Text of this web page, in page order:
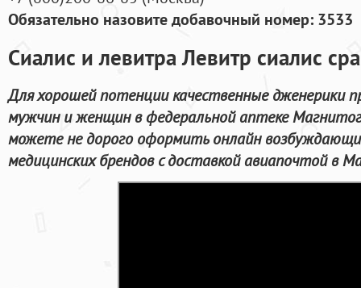
Обязательно назовите добавочный номер: 3533
Сиалис и левитра Левитр сиалис
Для хорошей потенции качественные дженерики
мужчин и женщин в федеральной аптеке
можете не дорого оформить онлайн
медицинских брендов с доставкой авиапочтой в